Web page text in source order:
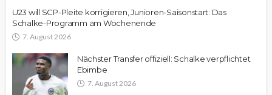
U23 will SCP-Pleite korrigieren, Junioren-Saisonstart: Das
Schalke-Programm am Wochenende
7. August 2026
Nächster Transfer offiziell: Schalke verpflichtet
Ebimbe
7. August 2026